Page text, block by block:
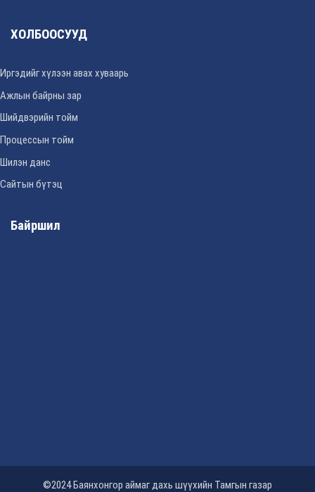
ХОЛБООСУУД
Иргэдийг хүлээн авах хуваарь
Ажлын байрны зар
Шийдвэрийн тойм
Процессын тойм
Шилэн данс
Сайтын бүтэц
Байршил
©2024 Баянхонгор аймаг дахь шүүхийн Тамгын газар